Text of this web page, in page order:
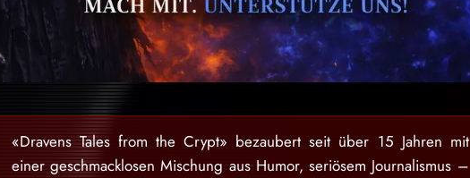
«Dravens Tales from the Crypt» bezaubert seit über 15 Jahren mit
einer geschmacklosen Mischung aus Humor, seriösem Journalismus –